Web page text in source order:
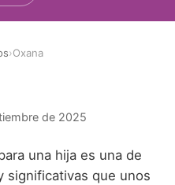
empiezan por D
Egipcios
Americanos
Andaluces
›Oxana
de 2025
una hija es una de
significativas que unos